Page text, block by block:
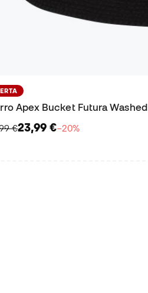
Apex Bucket Futura Washed
€23,99 €−20%